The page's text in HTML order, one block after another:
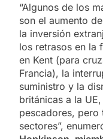
“Algunos de los
son el aumento
la inversión
los retrasos en la
en Kent (para
Francia), la
suministro y la
británicas a la
pescadores, pero
sectores”,